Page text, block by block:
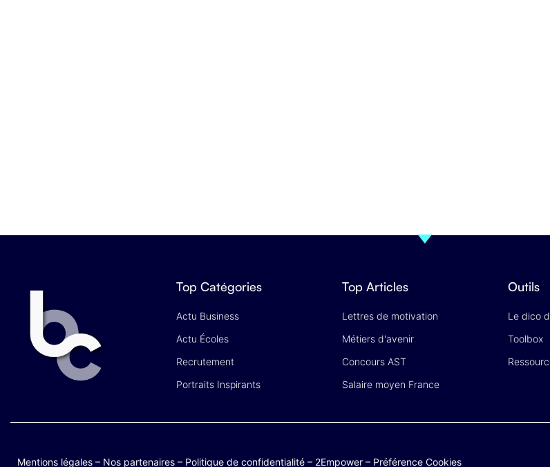
Top Catégories
Actu Business
Actu Écoles
Recrutement
Portraits Inspirants
Top Articles
Lettres de motivation
Métiers d'avenir
Concours AST
Salaire moyen France
Outils
Le dico
Toolbox
Mentions légales – Nos partenaires – Politique de confidentialité – 2Empower – Préférence Cookies